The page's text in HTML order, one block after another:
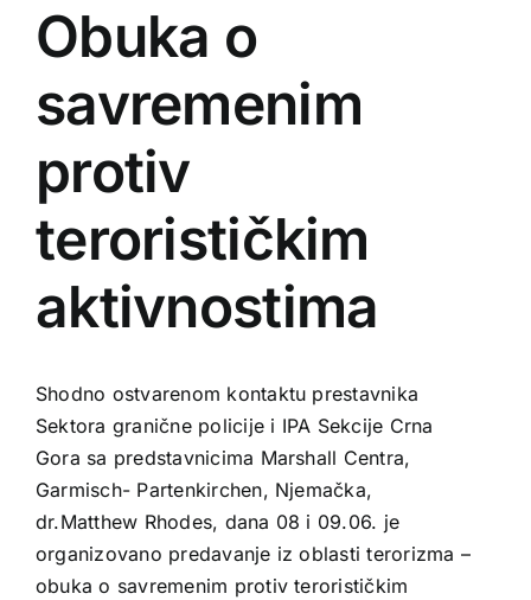
Obuka o
savremenim
protiv
terorističkim
aktivnostima
Shodno ostvarenom kontaktu prestavnika
Sektora granične policije i IPA Sekcije Crna
Gora sa predstavnicima Marshall Centra,
Garmisch- Partenkirchen, Njemačka,
dr.Matthew Rhodes, dana 08 i 09.06. je
organizovano predavanje iz oblasti terorizma –
obuka o savremenim protiv terorističkim